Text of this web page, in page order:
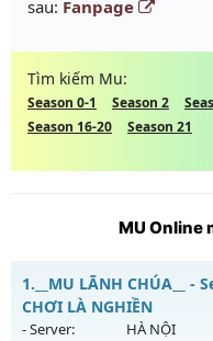
sau: Fanpage
Tìm kiếm Mu:
Season 0-1 Season 2
Season 16-20
Season 21
MU Online
1. __MU LÃNH CHÚA__
CHƠI LÀ NGHIỀN
- Server: HÀ NỘI